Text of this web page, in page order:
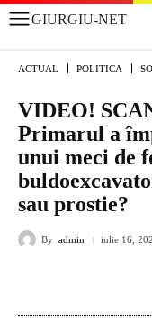
GIURGIU-NET
ACTUAL POLITICA
VIDEO!
Primarul a
unui meci de
sau prostie?
By admin iulie 16,